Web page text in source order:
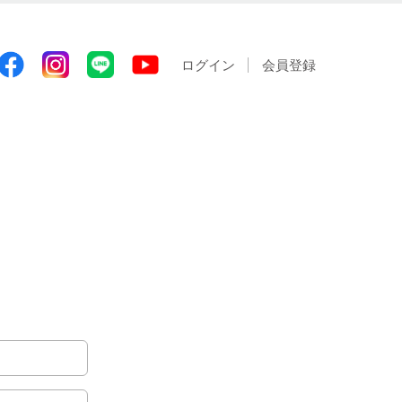
ログイン 会員登録